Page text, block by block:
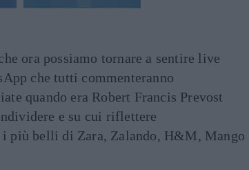
ora possiamo tornare a sentire live
che tutti commenteranno
quando era Robert Francis Prevost
e su cui riflettere
più belli di Zara, Zalando, H&M, Mango